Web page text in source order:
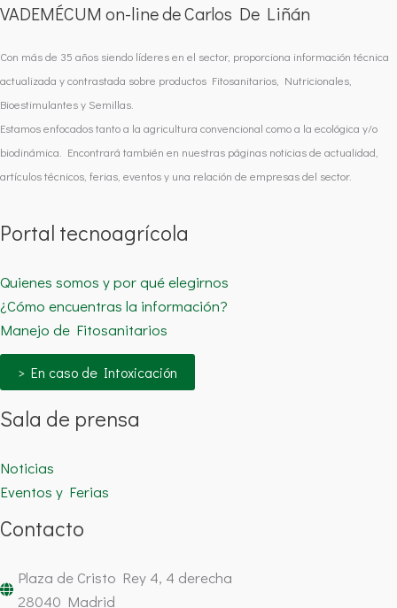
VADEMÉCUM on-line de Carlos De Liñán
Con más de 35 años siendo líderes en el sector, proporciona información técnica
actualizada y contrastada sobre productos Fitosanitarios, Nutricionales,
Bioestimulantes y Semillas.
Estamos enfocados tanto a la agricultura convencional como a la ecológica y/o
biodinámica. Encontrará también en nuestras páginas noticias de actualidad,
artículos técnicos, ferias, eventos y una relación de empresas del sector.
Portal tecnoagrícola
Quienes somos y por qué elegirnos
¿Cómo encuentras la información?
Manejo de Fitosanitarios
> En caso de Intoxicación
Sala de prensa
Noticias
Eventos y Ferias
Contacto
Plaza de Cristo Rey 4, 4 derecha
28040 Madrid